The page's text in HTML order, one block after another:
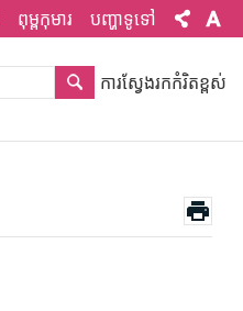
ពុម្ពកុមារ បញ្ហាទូទៅ
ការស្វែងរកកំរិតខ្ពស់